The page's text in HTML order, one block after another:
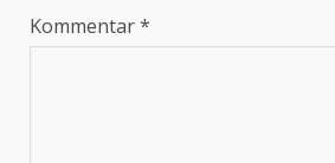
Kommentar*